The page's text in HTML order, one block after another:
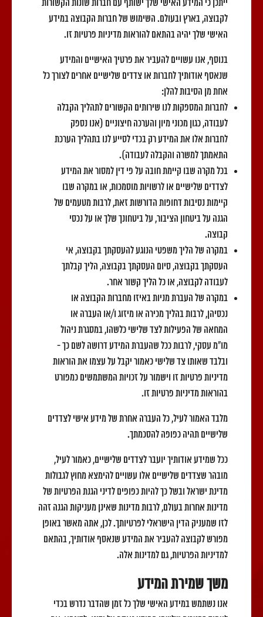
ייתכן כי המידע האישי שלך ישותף עם חברות שונות הקשורות
לקבוצה, בארץ ובעולם. השימוש של חברות הקבוצה במידע
האישי שלך יהיה בהתאם להוראות מדיניות פרטיות זו.
בנוסף, אנו עשויים להעביר את פרטיך האישיים והמידע
שנאסף אודותיך לחברות או צדדים שלישיים אחרים לצורך כל
אחת מן הסיבות להלן:
לחברות המספקות לנו שירותים הקשורים לתהליך הקבלה
לעבודה, כגון מכוני מיון והערכה חיצוניים (אנו נספק
לחברות אלו את המידע רק בכדי לסייע לנו בתהליך הערכת
התאמתך למשרה והקבלה לעבודה).
בכל מקרה שבו קיימת חובה על פי דין למסור את המידע
לצדדים שלישיים או לרשויות מוסמכות, או במקרה שבו
קיימות נסיבות דחופות הדורשות זאת, לרבות מטעמים של
הגנה על ביטחון הציבור, על ביטחונך שלך או על נכסי
קבוצה.
במקרה של הליך משפטי הנוגע להעסקתך בקבוצה, אי
העסקתך בקבוצה, סיום העסקתך בקבוצה, הליך קבלתך
לעבודה לקבוצה, או כל הליך קשור אחר.
במקרה של העברת מניות באיזו מחברות הקבוצה או
נכסיהן, לרבות בהליך מכירה או מיזוג ו/או העברה או
המחאה של הפעילות לצד שלישי כלשהו, במסגרת ניהול
מו"מ עסקי, לרבות ככל שהעברת המידע דרושה לשם כך -
ובלבד שאותו צד שלישי כאמור יקבל על עצמו את הוראות
מדיניות פרטיות זו וישמור על זכויות המשתמשים כמפורט
בהוראות מדיניות פרטיות זו.
מלבד האמור לעיל, כל העברה אחרת של מידע אישי לצדדים
שלישיים תהיה כפופה להסכמתך.
ככל שמידע אודותיך יועבר לצדדים שלישיים, כאמור לעיל,
מובהר שצדדים שלישיים אלו עשויים להימצא מחוץ לגבולות
מדינת ישראל ובשל כך להיות כפופים לדיני הגנת הפרטיות של
מדינות אחרות בעולם, לרבות מדינות שאינן מעניקות הגנה זהה
לזו שמעניק הדין הישראלי לפרטיותך. לכן, אתה מאשר באופן
מפורש לקבוצה להעביר את המידע שנאסף אודותיך, בהתאם
למדיניות הפרטיות, גם למדינות אלה.
משך שמירת המידע
אנו נשתמש במידע האישי שלך כל זמן שהדבר נדרש בכדי